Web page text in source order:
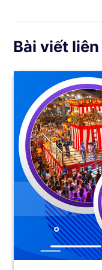
Bài viết